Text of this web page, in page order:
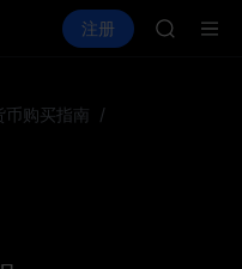
SPCX 理财 活
注册
AAOI
币购买指南 /